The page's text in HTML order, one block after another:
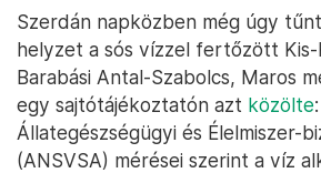
Szerdán napközben még úgy
helyzet a sós vízzel fertőzött Kis-
Barabási Antal-Szabolcs, Maros
egy sajtótájékoztatón azt közölte
Állategészségügyi és Élelmiszer-
(ANSVSA) mérései szerint a víz